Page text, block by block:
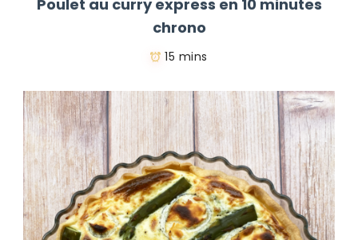
Poulet au curry express en 10 minutes
chrono
15 mins